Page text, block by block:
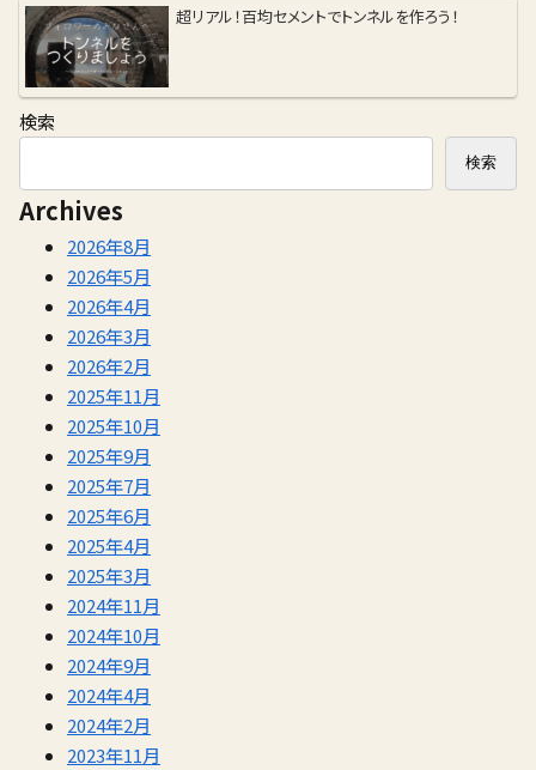
超リアル！百均セメントでトンネルを作ろう！
検索
検索
Archives
2026年8月
2026年5月
2026年4月
2026年3月
2026年2月
2025年11月
2025年10月
2025年9月
2025年7月
2025年6月
2025年4月
2025年3月
2024年11月
2024年10月
2024年9月
2024年4月
2024年2月
2023年11月